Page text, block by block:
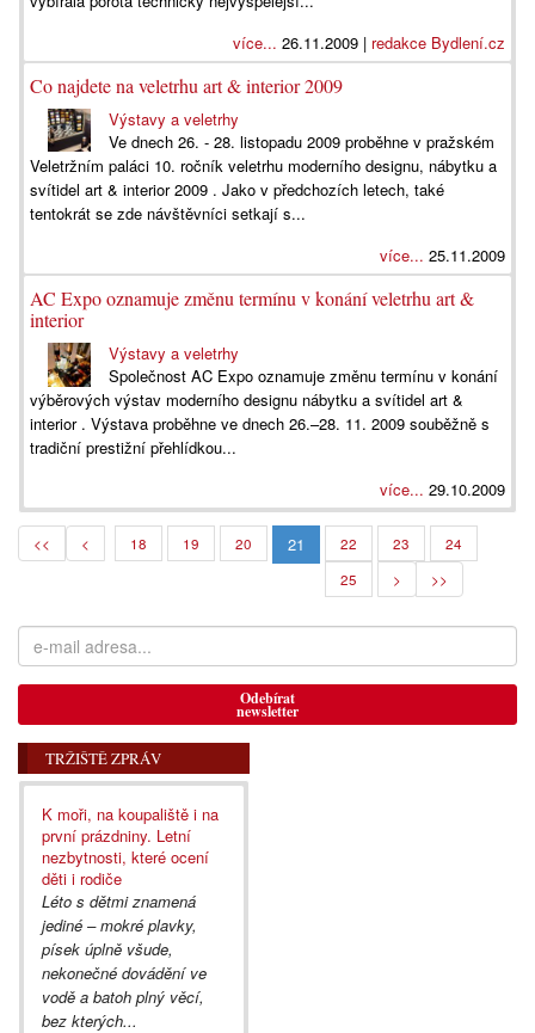
více... 26.11.2009 | redakce Bydlení.cz
Co najdete na veletrhu art & interior 2009
Výstavy a veletrhy
Ve dnech 26. - 28. listopadu 2009 proběhne v pražském
Veletržním paláci 10. ročník veletrhu moderního designu, nábytku a
svítidel art & interior 2009 . Jako v předchozích letech, také
tentokrát se zde návštěvníci setkají s...
více... 25.11.2009
AC Expo oznamuje změnu termínu v konání veletrhu art &
interior
Výstavy a veletrhy
Společnost AC Expo oznamuje změnu termínu v konání
výběrových výstav moderního designu nábytku a svítidel art &
interior . Výstava proběhne ve dnech 26.–28. 11. 2009 souběžně s
tradiční prestižní přehlídkou...
více... 29.10.2009
<< < 18 19 20 21 22 23
24
25
> >>
Odebírat
newsletter
TRŽIŠTĚ ZPRÁV
K moři, na koupaliště i na
první prázdniny. Letní
nezbytnosti, které ocení
děti i rodiče
Léto s dětmi znamená
jediné – mokré plavky,
písek úplně všude,
nekonečné dovádění ve
vodě a batoh plný věcí,
bez kterých...